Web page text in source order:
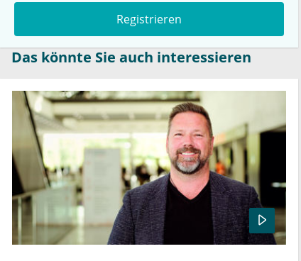
Registrieren
Das könnte Sie auch interessieren